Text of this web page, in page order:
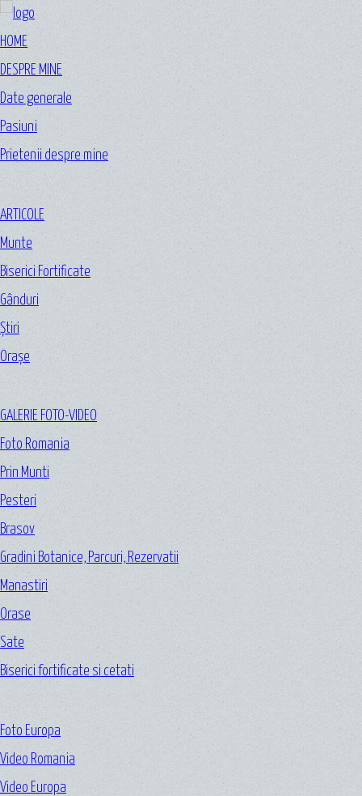
HOME
DESPRE MINE
Date generale
Pasiuni
Prietenii despre mine
ARTICOLE
Munte
Biserici Fortificate
Gânduri
Ştiri
Oraşe
GALERIE FOTO-VIDEO
Foto Romania
Prin Munti
Pesteri
Brasov
Gradini Botanice, Parcuri, Rezervatii
Manastiri
Orase
Sate
Biserici fortificate si cetati
Foto Europa
Video Romania
Video Europa